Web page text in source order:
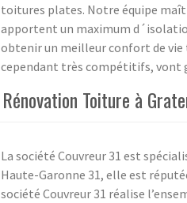
toitures plates. Notre équipe
apportent un maximum
obtenir un meilleur confort de
cependant très compétitifs, vont
Rénovation Toiture à
La société Couvreur 31 est
Haute-Garonne 31, elle est
société Couvreur 31 réalise